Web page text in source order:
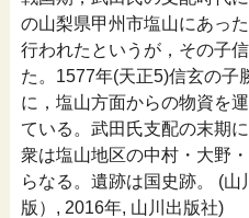
の山梨県甲州市塩山にあっ
行われたというが，その子
た。1577年(天正5)信玄の子
に，塩山方面からの物資を
ている。武田氏支配の末期
衆は塩山地区の中村・大野
らなる。遺跡は国史跡。 (
版）, 2016年, 山川出版社)